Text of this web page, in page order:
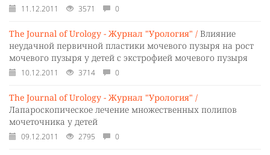
11.12.2011 3571 0
The Journal of Urology - Журнал "Урология" / Влияние
неудачной первичной пластики мочевого пузыря на рост
мочевого пузыря у детей с экстрофией мочевого пузыря
10.12.2011 3714 0
The Journal of Urology - Журнал "Урология" /
Лапароскопическое лечение множественных полипов
мочеточника у детей
09.12.2011 2795 0